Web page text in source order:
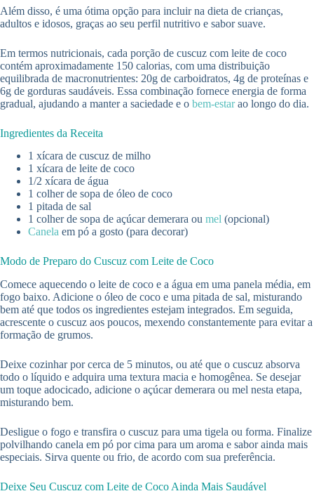
Além disso, é uma ótima opção para incluir na dieta de crianças,
adultos e idosos, graças ao seu perfil nutritivo e sabor suave.
Em termos nutricionais, cada porção de cuscuz com leite de coco
contém aproximadamente 150 calorias, com uma distribuição
equilibrada de macronutrientes: 20g de carboidratos, 4g de proteínas e
6g de gorduras saudáveis. Essa combinação fornece energia de forma
gradual, ajudando a manter a saciedade e o bem-estarao longo do dia.
Ingredientes da Receita
1 xícara de cuscuz de milho
1 xícara de leite de coco
1/2 xícara de água
1 colher de sopa de óleo de coco
1 pitada de sal
1 colher de sopa de açúcar demerara ou mel (opcional)
Canela em pó a gosto (para decorar)
Modo de Preparo do Cuscuz com Leite de Coco
Comece aquecendo o leite de coco e a água em uma panela média, em
fogo baixo. Adicione o óleo de coco e uma pitada de sal, misturando
bem até que todos os ingredientes estejam integrados. Em seguida,
acrescente o cuscuz aos poucos, mexendo constantemente para evitar a
formação de grumos.
Deixe cozinhar por cerca de 5 minutos, ou até que o cuscuz absorva
todo o líquido e adquira uma textura macia e homogênea. Se desejar
um toque adocicado, adicione o açúcar demerara ou mel nesta etapa,
misturando bem.
Desligue o fogo e transfira o cuscuz para uma tigela ou forma. Finalize
polvilhando canela em pó por cima para um aroma e sabor ainda mais
especiais. Sirva quente ou frio, de acordo com sua preferência.
Deixe Seu Cuscuz com Leite de Coco Ainda Mais Saudável